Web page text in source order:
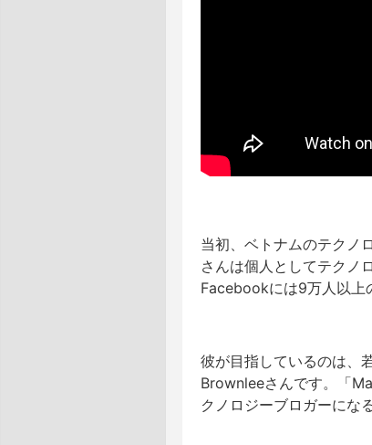
当初、ベトナムのテクノ
さんは個人としてテクノ
Facebookには9万人以上
彼が目指しているのは、
Brownleeさんです。「
クノロジーブロガーにな